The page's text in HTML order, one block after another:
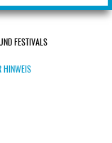
FESTIVALS
HINWEIS